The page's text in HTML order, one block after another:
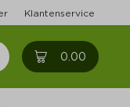
Klantenservice
0.00 0